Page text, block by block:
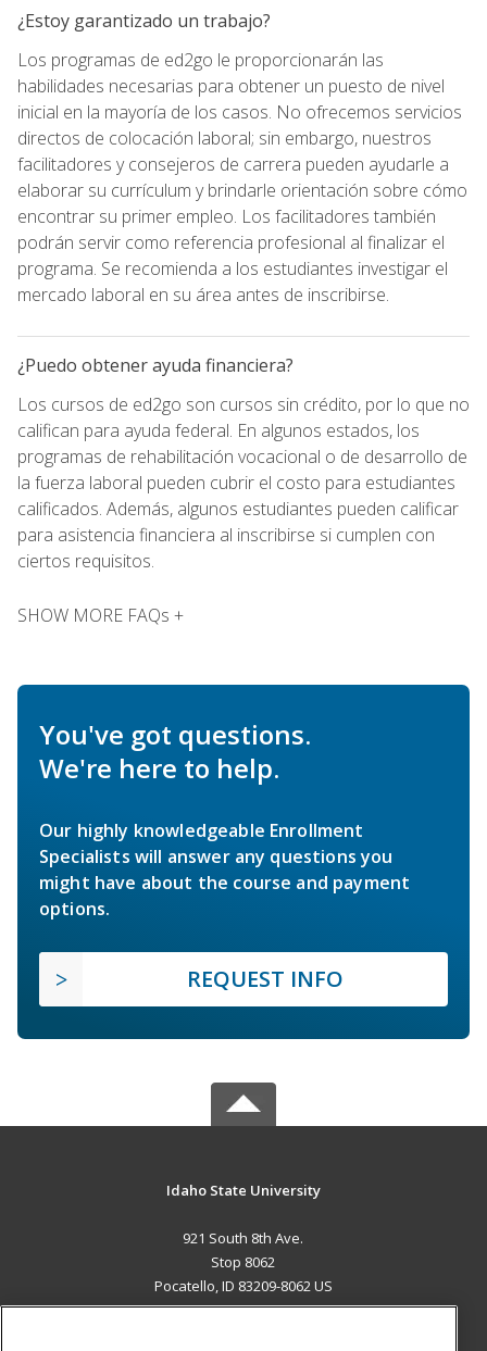
¿Estoy garantizado un trabajo?
Los programas de ed2go le proporcionarán las
habilidades necesarias para obtener un puesto de nivel
inicial en la mayoría de los casos. No ofrecemos servicios
directos de colocación laboral; sin embargo, nuestros
facilitadores y consejeros de carrera pueden ayudarle a
elaborar su currículum y brindarle orientación sobre cómo
encontrar su primer empleo. Los facilitadores también
podrán servir como referencia profesional al finalizar el
programa. Se recomienda a los estudiantes investigar el
mercado laboral en su área antes de inscribirse.
¿Puedo obtener ayuda financiera?
Los cursos de ed2go son cursos sin crédito, por lo que no
califican para ayuda federal. En algunos estados, los
programas de rehabilitación vocacional o de desarrollo de
la fuerza laboral pueden cubrir el costo para estudiantes
calificados. Además, algunos estudiantes pueden calificar
para asistencia financiera al inscribirse si cumplen con
ciertos requisitos.
SHOW MORE FAQs +
You've got questions.
We're here to help.
Our highly knowledgeable Enrollment
Specialists will answer any questions you
might have about the course and payment
options.
REQUEST INFO
Idaho State University
921 South 8th Ave.
Stop 8062
Pocatello, ID 83209-8062 US